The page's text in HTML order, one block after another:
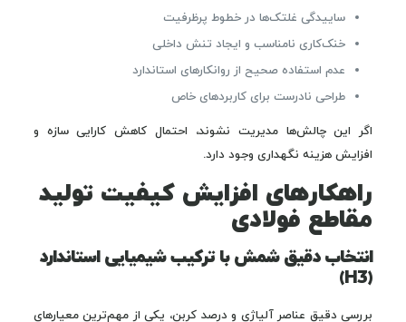
ساییدگی غلتک‌ها در خطوط پرظرفیت
خنک‌کاری نامناسب و ایجاد تنش داخلی
عدم استفاده صحیح از روانکارهای استاندارد
طراحی نادرست برای کاربردهای خاص
اگر این چالش‌ها مدیریت نشوند، احتمال کاهش کارایی سازه و
افزایش هزینه نگهداری وجود دارد.
راهکارهای افزایش کیفیت تولید
مقاطع فولادی
انتخاب دقیق شمش با ترکیب شیمیایی استاندارد
(H3)
بررسی دقیق عناصر آلیاژی و درصد کربن، یکی از مهم‌ترین معیارهای